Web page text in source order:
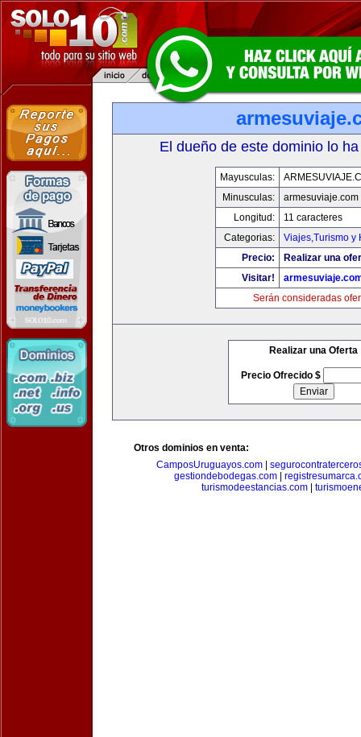
El dueño de este dominio lo
Mayusculas:
Minusculas:
armesuviaje.com
Longitud:
11 caracteres
Categorias:
Viajes,Turismo y
Precio:
Realizar una
Visitar!
Serán consideradas
Realizar una Oferta
Precio Ofrecido $
Otros dominios en venta:
CamposUruguayos.com|
gestiondebodegas.com|
turismodeestancias.com|